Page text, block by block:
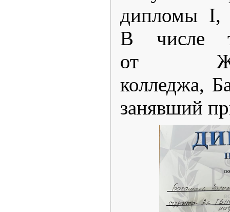
дипломы
В числе
от
колледжа,
занявший